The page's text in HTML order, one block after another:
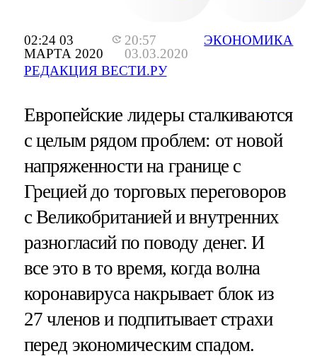
02:24 03
МАРТА 2020
20:57
03.03.2020
РЕДАКЦИЯ ВЕСТИ.РУ
ЭКОНОМИКА
Европейские лидеры сталкиваются
с целым рядом проблем: от новой
напряженности на границе с
Грецией до торговых переговоров
с Великобританией и внутренних
разногласий по поводу денег. И
все это в то время, когда волна
коронавируса накрывает блок из
27 членов и подпитывает страхи
перед экономическим спадом.